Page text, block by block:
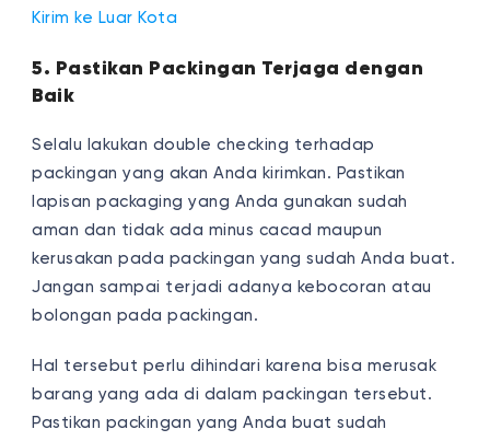
Kirim ke Luar Kota
5. Pastikan Packingan Terjaga dengan
Baik
Selalu lakukan double checking terhadap
packingan yang akan Anda kirimkan. Pastikan
lapisan packaging yang Anda gunakan sudah
aman dan tidak ada minus cacad maupun
kerusakan pada packingan yang sudah Anda buat.
Jangan sampai terjadi adanya kebocoran atau
bolongan pada packingan.
Hal tersebut perlu dihindari karena bisa merusak
barang yang ada di dalam packingan tersebut.
Pastikan packingan yang Anda buat sudah